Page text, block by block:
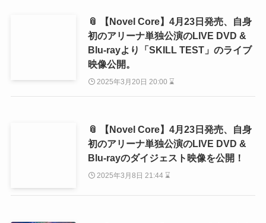
📎 【Novel Core】4月23日発売、自身
初のアリーナ単独公演のLIVE DVD &
Blu-rayより「SKILL TEST」のライブ
映像公開。
2025年3月20日 20:00 ⌛
📎 【Novel Core】4月23日発売、自身
初のアリーナ単独公演のLIVE DVD &
Blu-rayのダイジェスト映像を公開！
2025年3月8日 21:44 ⌛